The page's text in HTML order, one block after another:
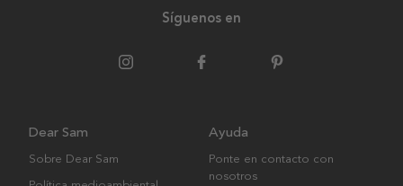
Síguenos en
Dear Sam
Sobre Dear Sam
Ayuda
Ponte en contacto con
nosotros